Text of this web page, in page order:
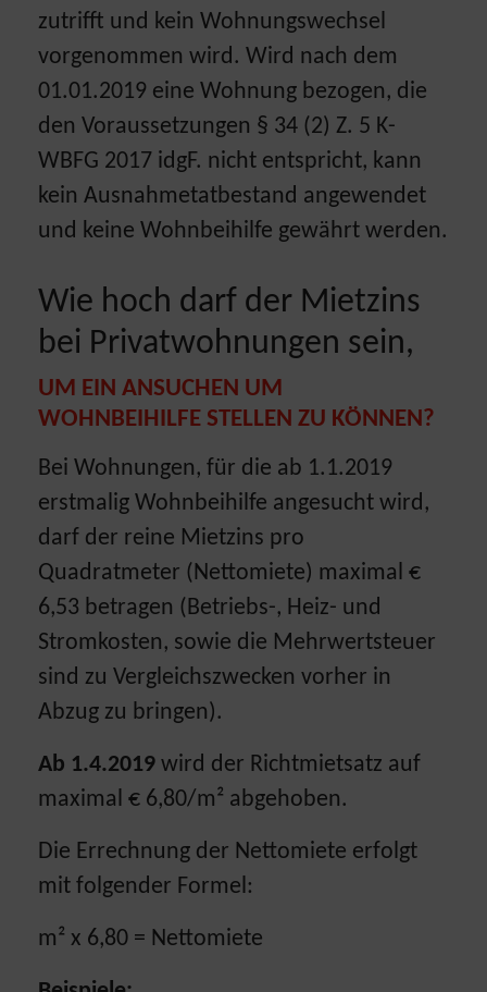
zutrifft und kein Wohnungswechsel
vorgenommen wird. Wird nach dem
01.01.2019 eine Wohnung bezogen, die
den Voraussetzungen § 34 (2) Z. 5 K-
WBFG 2017 idgF. nicht entspricht, kann
kein Ausnahmetatbestand angewendet
und keine Wohnbeihilfe gewährt werden.
Wie hoch darf der Mietzins
bei Privatwohnungen sein,
UM EIN ANSUCHEN UM
WOHNBEIHILFE STELLEN ZU KÖNNEN?
Bei Wohnungen, für die ab 1.1.2019
erstmalig Wohnbeihilfe angesucht wird,
darf der reine Mietzins pro
Quadratmeter (Nettomiete) maximal €
6,53 betragen (Betriebs-, Heiz- und
Stromkosten, sowie die Mehrwertsteuer
sind zu Vergleichszwecken vorher in
Abzug zu bringen).
Ab 1.4.2019 wird der Richtmietsatz auf
maximal € 6,80/m² abgehoben.
Die Errechnung der Nettomiete erfolgt
mit folgender Formel:
m² x 6,80 = Nettomiete